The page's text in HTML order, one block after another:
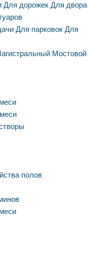
Для дорожек Для двора
Для парковок Для
Мостовой
полов